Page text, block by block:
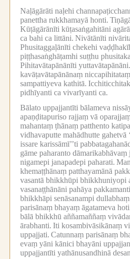
Naḷāgārāti naḷehi
panettha rukkhamayā honti.
Kūṭāgārānīti kūṭasaṅgahitāni
ca bahi ca littāni. Nivātānīti
Phusitaggaḷānīti chekehi
piṭṭhasaṅghāṭamhi suṭṭhu
Pihitavātapānānīti yuttavātapānāni.
kavāṭavātapānānaṃ
sampattiyeva kathitā.
pidhīyanti ca vivarīyanti ca.
Bālato uppajjantīti bālameva
apaṇḍitapuriso rajjaṃ vā
mahantaṃ ṭhānaṃ patthento
vidhavaputte mahādhutte gahetvā
issare karissāmī’’ti
gāme paharanto dāmarikabhāvaṃ
nigamepi janapadepi paharati.
khemaṭṭhānaṃ patthayamānā
vasantā bhikkhūpi bhikkhuniyopi
vasanaṭṭhānāni pahāya
bhikkhāpi senāsanampi
parisānaṃ bhayaṃ āgatameva
bālā bhikkhū aññamaññaṃ
ārabhanti. Iti kosambivāsikānaṃ
uppajjati. Catunnaṃ parisānaṃ
evaṃ yāni kānici bhayāni
uppajjantīti yathānusandhinā